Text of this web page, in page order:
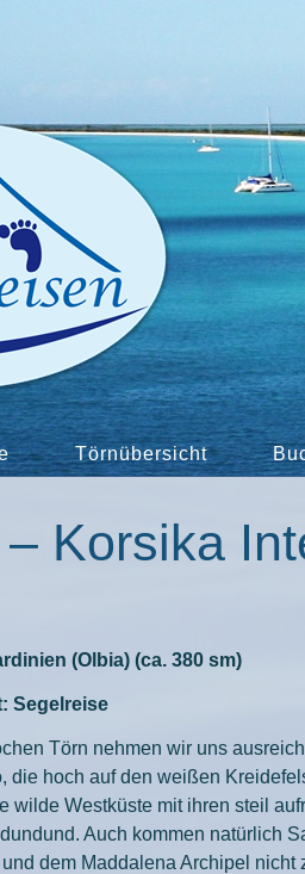
Törnübersicht
Korsika
(Olbia) (ca. 380 sm)
Segelreise
Törn nehmen wir uns
die hoch auf den weißen
wilde Westküste mit ihren steil
Auch kommen natürlich
dem Maddalena Archipel nicht